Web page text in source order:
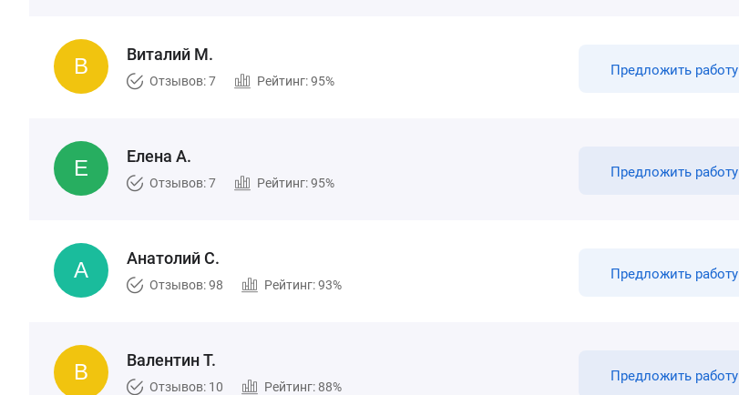
Виталий М.
Отзывов: 7 Рейтинг: 95%
Предложить работу
Елена А.
Отзывов: 7 Рейтинг: 95%
Предложить работу
Анатолий С.
Отзывов: 98 Рейтинг: 93%
Предложить работу
Валентин Т.
Отзывов: 10 Рейтинг: 88%
Предложить работу